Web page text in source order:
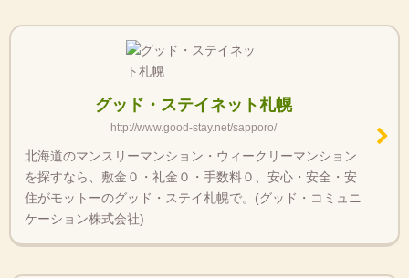
グッド・ステイネット札幌
http://www.good-stay.net/sapporo/
北海道のマンスリーマンション・ウィークリーマンション
を探すなら、敷金０・礼金０・手数料０、安心・安全・安
住がモットーのグッド・ステイ札幌で。(グッド・コミュニ
ケーション株式会社)